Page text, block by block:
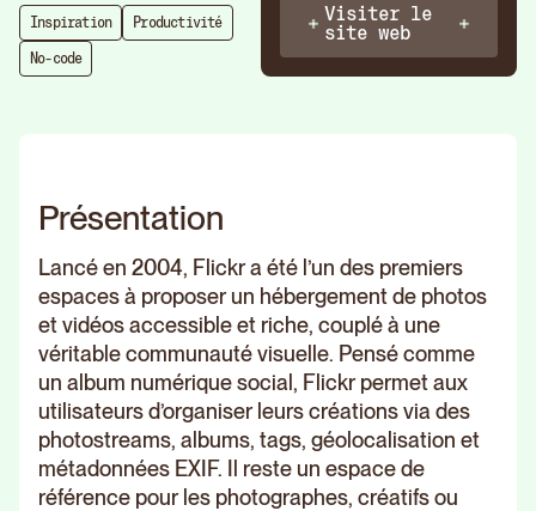
Inspiration Productivité
No-code
Visiter le
site web
Présentation
Lancé en 2004, Flickr a été l’un des premiers
espaces à proposer un hébergement de photos
et vidéos accessible et riche, couplé à une
véritable communauté visuelle. Pensé comme
un album numérique social, Flickr permet aux
utilisateurs d’organiser leurs créations via des
photostreams, albums, tags, géolocalisation et
métadonnées EXIF. Il reste un espace de
référence pour les photographes, créatifs ou